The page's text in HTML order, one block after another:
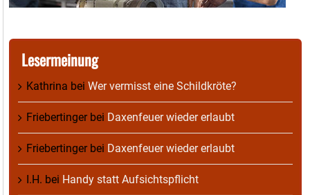
Lesermeinung
Kathrina bei Wer vermisst eine Schildkröte?
Friebertingerbei Daxenfeuer wieder erlaubt
Friebertingerbei Daxenfeuer wieder erlaubt
I.H. bei Handy statt Aufsichtspflicht